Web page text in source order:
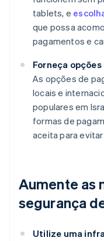
tablets, e
que possa
pagamentos e
Forneça
As opções de
locais e
populares em
formas de
aceita para
Aumente as
segurança
Utilize uma